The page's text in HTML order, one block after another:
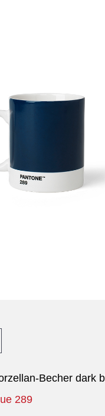
Becher dark
289